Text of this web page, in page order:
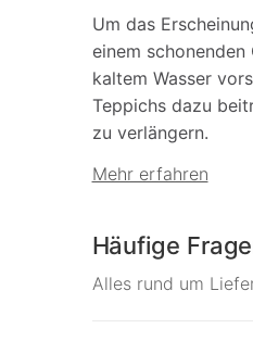
Um das
einem
kaltem Wasser
Teppichs dazu
zu verlängern.
Mehr erfahren
Häufige
Alles rund um